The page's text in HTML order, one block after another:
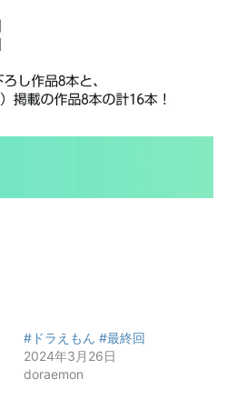
#ドラえもん #最終回
2024年3月26日
doraemon